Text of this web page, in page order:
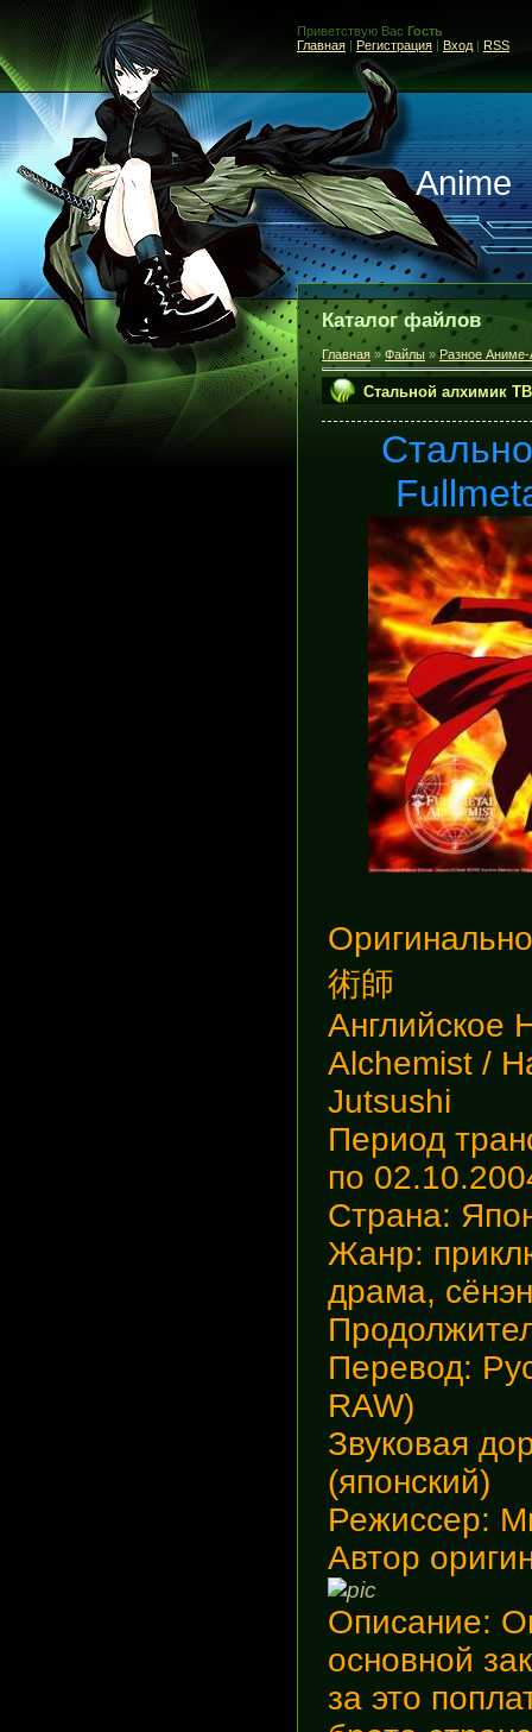
Приветствую Вас Гость
Главная | Регистрация | Вход | RSS
Anime
Каталог файлов
Главная » Файлы »Разное Аниме-
Стальной алхимик
術師
Английское
Alchemist /
Jutsushi
Период
по
Страна:
Жанр:
драма, сёнэн
Перевод:
RAW)
Звуковая
(японский)
Режиссер:
Автор
Описание:
основной
за это